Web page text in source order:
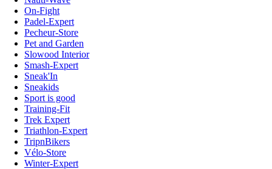
On-Fight
Padel-Expert
Pecheur-Store
Pet and Garden
Slowood Interior
Smash-Expert
Sneak'In
Sneakids
Sport is good
Training-Fit
Trek Expert
Triathlon-Expert
TripnBikers
Vélo-Store
Winter-Expert